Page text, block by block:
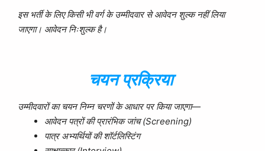
इस भर्ती के लिए किसी भी वर्ग के उम्मीदवार से आवेदन शुल्क नहीं लिया
जाएगा। आवेदन निःशुल्क है।
चयन प्रक्रिया
उम्मीदवारों का चयन निम्न चरणों के आधार पर किया जाएगा—
आवेदन पत्रों की प्रारंभिक जांच (Screening)
पात्र अभ्यर्थियों की शॉर्टलिस्टिंग